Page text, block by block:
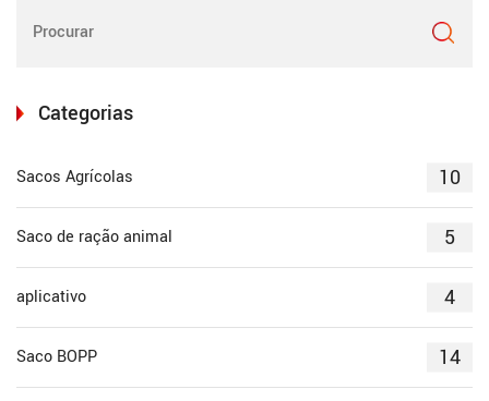
Categorias
Sacos Agrícolas 10
Saco de ração animal 5
aplicativo 4
Saco BOPP 14